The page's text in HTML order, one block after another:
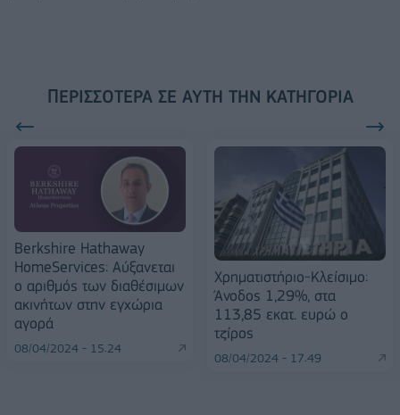
ΠΕΡΙΣΣΌΤΕΡΑ ΣΕ ΑΥΤΉ ΤΗΝ ΚΑΤΗΓΟΡΊΑ
Berkshire Hathaway
HomeServices: Αύξανεται
ο αριθμός των διαθέσιμων
ακινήτων στην εγχώρια
αγορά
08/04/2024 - 15:24
Χρηματιστήριο-Κλείσιμο:
Άνοδος 1,29%, στα
113,85 εκατ. ευρώ ο
τζίρος
08/04/2024 - 17:49